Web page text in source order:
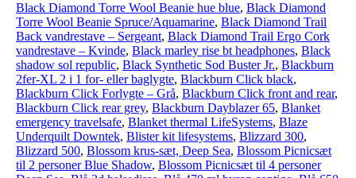
Black Diamond Torre Wool Beanie hue blue, Black Diamond
Torre Wool Beanie Spruce/Aquamarine, Black Diamond Trail
Back vandrestave – Sergeant, Black Diamond Trail Ergo Cork
vandrestave – Kvinde, Black marley rise bt headphones, Black
shadow sol republic, Black Synthetic Sod Buster Jr., Blackburn
2fer-XL 2 i 1 for- eller baglygte, Blackburn Click black,
Blackburn Click Forlygte – Grå, Blackburn Click front and rear,
Blackburn Click rear grey, Blackburn Dayblazer 65, Blanket
emergency travelsafe, Blanket thermal LifeSystems, Blaze
Underquilt Downtek, Blister kit lifesystems, Blizzard 300,
Blizzard 500, Blossom krus-sæt, Deep Sea, Blossom Picnicsæt
til 2 personer Blue Shadow, Blossom Picnicsæt til 4 personer